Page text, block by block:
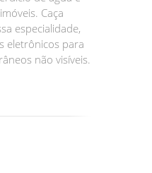
Caça
especialidade,
eletrônicos para
não visíveis.